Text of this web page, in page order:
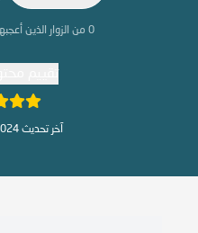
0 من الزوار الذين
آخر تحديث 22/09/2024 21:20